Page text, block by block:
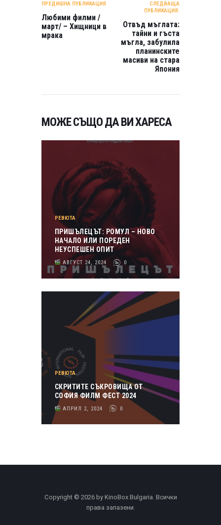
ПРЕДИШНА ПУБЛИКАЦИЯ
Любими филми /
март/ – Хищници в
мрака
СЛЕДВАЩА
ПУБЛИКАЦИЯ:
Отвъд мъглата:
тайни и гъста
мъгла, забулила
планинските
масиви на стара
Япония
МОЖЕ СЪЩО ДА ВИ ХАРЕСА
РЕВЮТА
ПРИШЪЛЕЦЪТ: РОМУЛ – НОВО
НАЧАЛО ИЛИ ПОРЕДЕН
НЕУСПЕШЕН ОПИТ
АВГУСТ 24, 2024 0
РЕВЮТА
СКРИТИТЕ СЪКРОВИЩА ОТ
СОФИЯ ФИЛМ ФЕСТ 2024
АПРИЛ 2, 2024 0
Copyright © 2026 by KinoBox Bulgaria. Всички
права запазени.